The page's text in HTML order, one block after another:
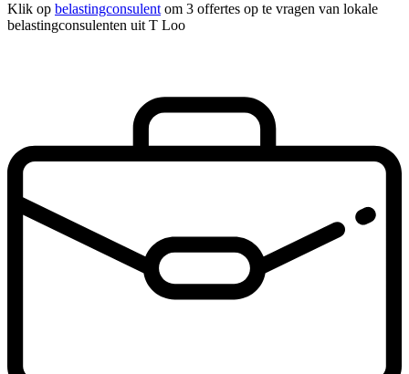
Klik op belastingconsulent om 3 offertes op te vragen van lokale
belastingconsulenten uit T Loo